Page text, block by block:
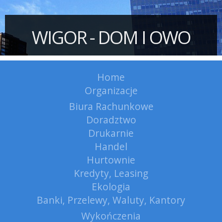
WIGOR - DOM I OWO
Home
Organizacje
Biura Rachunkowe
Doradztwo
Drukarnie
Handel
Hurtownie
Kredyty, Leasing
Ekologia
Banki, Przelewy, Waluty, Kantory
Wykończenia